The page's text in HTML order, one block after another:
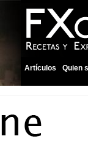
Artículos Quien